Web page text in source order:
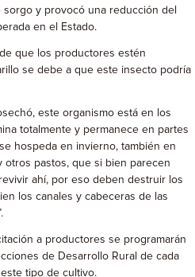
y provocó una reducción del
en el Estado.
que los productores estén
se debe a que este insecto podría
este organismo está en los
totalmente y permanece en partes
hospeda en invierno, también en
otros pastos, que si bien parecen
ahí, por eso deben destruir los
los canales y cabeceras de las
a productores se programarán
de Desarrollo Rural de cada
tipo de cultivo.